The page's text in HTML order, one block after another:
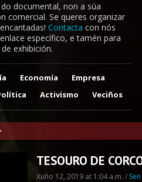
documental, non a súa
comercial. Se queres organizar
Contacta con nós
específico, e tamén para
exhibición.
Economía
Empresa
Activismo Veciños
TESOURO DE
Xuño 12, 2019 at 1:04 a.m. /